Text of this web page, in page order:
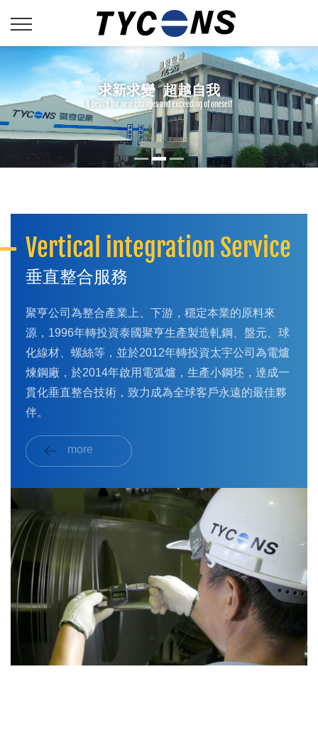
1 2 3
求新求變 超越自我
A desire for new changes and exceeding of oneself
Vertical integration Service
垂直整合服務
聚亨公司為整合產業上、下游，穩定本業的原料來
源，1996年轉投資泰國聚亨生產製造軋鋼、盤元、球
化線材、螺絲等，並於2012年轉投資太宇公司為電爐
煉鋼廠，於2014年啟用電弧爐，生產小鋼坯，達成一
貫化垂直整合技術，致力成為全球客戶永遠的最佳夥
伴。
more